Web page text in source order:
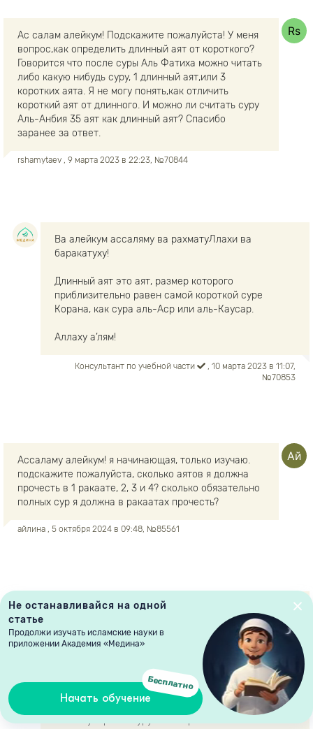
Не останавливайся на одной
статье
Продолжи изучать исламские науки в
приложении Академия «Медина»
Бесплатно
Начать обучение
Ас салам алейкум! Подскажите пожалуйста! У меня
вопрос,как определить длинный аят от короткого?
Говорится что после суры Аль Фатиха можно читать
либо какую нибудь суру, 1 длинный аят,или 3
коротких аята. Я не могу понять,как отличить
короткий аят от длинного. И можно ли считать суру
Аль-Анбия 35 аят как длинный аят? Спасибо
заранее за ответ.
rshamytaev , 9 марта 2023 в 22:23, №70844
Ва алейкум ассаляму ва рахматуЛлахи ва
баракатуху!
Длинный аят это аят, размер которого
приблизительно равен самой короткой суре
Корана, как сура аль-Аср или аль-Каусар.
Аллаху а’лям!
Консультант по учебной части
, 10 марта 2023 в 11:07,
№70853
Ассаламу алейкум! я начинающая, только изучаю.
подскажите пожалуйста, сколько аятов я должна
прочесть в 1 ракаате, 2, 3 и 4? сколько обязательно
полных сур я должна в ракаатах прочесть?
айлина , 5 октября 2024 в 09:48, №85561
Уа алейкумуссаляму уа рахматуллахи уа
После суры аль-Фатиха вы можете читать любую
суру Корана, которую вам легче читать, но не
менее трех коротких аятов или не менее одного
длинного, как аят аль-Курси. Не требуется читать
три коротких суры. Вы можете прочитать одну суру